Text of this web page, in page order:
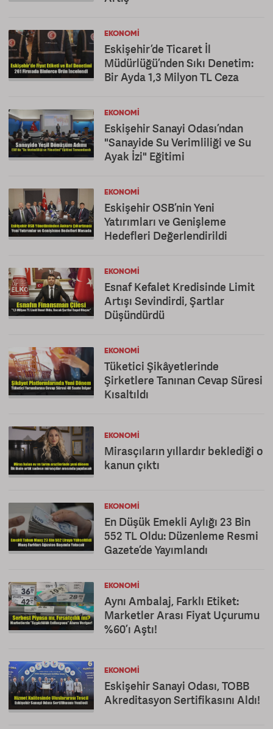
EKONOMI
Eskişehir’de Ticaret İl
Müdürlüğü’nden Sıkı Denetim:
Bir Ayda 1,3 Milyon TL Ceza
EKONOMI
Eskişehir Sanayi Odası’ndan
"Sanayide Su Verimliliği ve Su
Ayak İzi" Eğitimi
EKONOMI
Eskişehir OSB’nin Yeni
Yatırımları ve Genişleme
Hedefleri Değerlendirildi
EKONOMI
Esnaf Kefalet Kredisinde Limit
Artışı Sevindirdi, Şartlar
Düşündürdü
EKONOMI
Tüketici Şikâyetlerinde
Şirketlere Tanınan Cevap Süresi
Kısaltıldı
EKONOMI
Mirasçıların yıllardır beklediği o
kanun çıktı
EKONOMI
En Düşük Emekli Aylığı 23 Bin
552 TL Oldu: Düzenleme Resmi
Gazete’de Yayımlandı
EKONOMI
Aynı Ambalaj, Farklı Etiket:
Marketler Arası Fiyat Uçurumu
%60’ı Aştı!
EKONOMI
Eskişehir Sanayi Odası, TOBB
Akreditasyon Sertifikasını Aldı!